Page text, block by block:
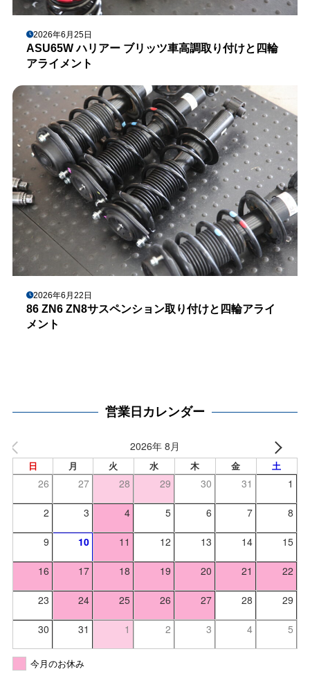
2026年6月25日
ASU65W ハリアー ブリッツ車高調取り付けと四輪
アライメント
2026年6月22日
86 ZN6 ZN8サスペンション取り付けと四輪アライ
メント
営業日カレンダー
2026年 8月
日 月 火 水 木 金 土
26 27 28 29 30 31 1
2 3 4 5 6 7 8
9 10 11 12 13 14 15
16 17 18 19 20 21 22
23 24 25 26 27 28 29
30 31 1 2 3 4 5
今月のお休み